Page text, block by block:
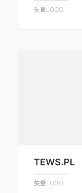
矢量LOGO
TEWS.PL
矢量LOGO